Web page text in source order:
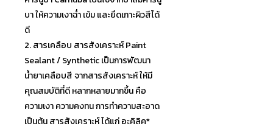
บา ให้ความเงาฉ่ำ เข้ม และยึดเกาะผิวสีได้
ดี
2. สารเคลือบ สารสังเคราะห์ Paint
Sealant / Synthetic เป็นการพัฒนา
น้ำยาเคลือบสี จากสารสังเคราะห์ ให้มี
คุณสมบัติที่ดี หลากหลายมากขึ้น คือ
ความเงา ความคงทน การทำความสะอาด
เป็นต้น สารสังเคราะห์ ได้แก่ อะคิลิค*